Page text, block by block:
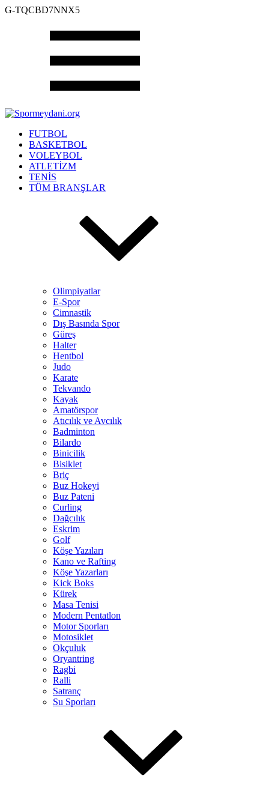
G-TQCBD7NNX5
FUTBOL
BASKETBOL
VOLEYBOL
ATLETİZM
TENİS
TÜM BRANŞLAR
Olimpiyatlar
E-Spor
Cimnastik
Dış Basında Spor
Güreş
Halter
Hentbol
Judo
Karate
Tekvando
Kayak
Amatörspor
Atıcılık ve Avcılık
Badminton
Bilardo
Binicilik
Bisiklet
Briç
Buz Hokeyi
Buz Pateni
Curling
Dağcılık
Eskrim
Golf
Köşe Yazıları
Kano ve Rafting
Köşe Yazarları
Kick Boks
Kürek
Masa Tenisi
Modern Pentatlon
Motor Sporları
Motosiklet
Okçuluk
Oryantring
Ragbi
Ralli
Satranç
Su Sporları